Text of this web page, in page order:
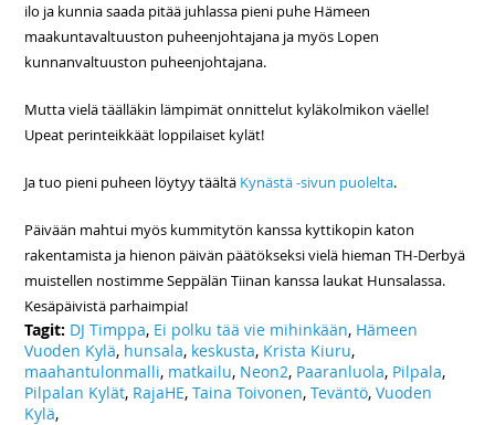
ilo ja kunnia saada pitää juhlassa pieni puhe Hämeen
maakuntavaltuuston puheenjohtajana ja myös Lopen
kunnanvaltuuston puheenjohtajana.
Mutta vielä täälläkin lämpimät onnittelut kyläkolmikon väelle!
Upeat perinteikkäät loppilaiset kylät!
Ja tuo pieni puheen löytyy täältä Kynästä -sivun puolelta.
Päivään mahtui myös kummitytön kanssa kyttikopin katon
rakentamista ja hienon päivän päätökseksi vielä hieman TH-Derbyä
muistellen nostimme Seppälän Tiinan kanssa laukat Hunsalassa.
Kesäpäivistä parhaimpia!
Tagit: DJ Timppa, Ei polku tää vie mihinkään, Hämeen
Vuoden Kylä, hunsala, keskusta, Krista Kiuru,
maahantulonmalli, matkailu, Neon2, Paaranluola, Pilpala,
Pilpalan Kylät, RajaHE,Taina Toivonen,Teväntö,Vuoden
Kylä,